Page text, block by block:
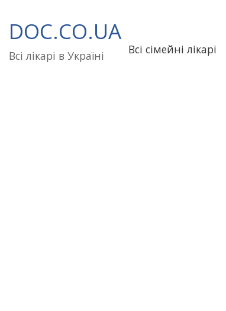
до
вмісту
DOC.CO.UA
Всі лікарі в Україні Всі сімейні лікарі